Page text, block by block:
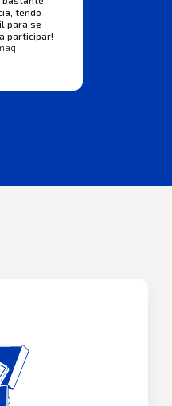
tendo
para se
participar!